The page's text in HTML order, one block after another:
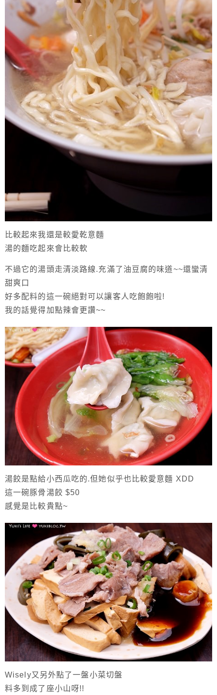
比較起來我還是較愛乾意麵
湯的麵吃起來會比較軟
不過它的湯頭走清淡路線.充滿了油豆腐的味道~~還蠻清
甜爽口
好多配料的這一碗絕對可以讓客人吃飽飽啦!
我的話覺得加點辣會更讚~~
湯餃是點給小西瓜吃的.但她似乎也比較愛意麵 XDD
這一碗豚骨湯餃 $50
感覺是比較貴點~
Wisely又另外點了一盤小菜切盤
料多到成了座小山呀!!